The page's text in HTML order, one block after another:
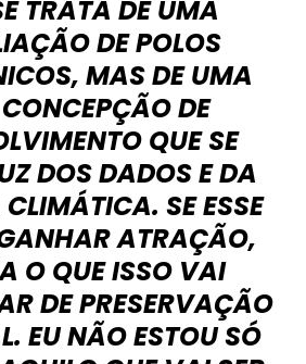
TRATA DE UMA
DE POLOS
MAS DE UMA
DE
QUE SE
DOS DADOS E DA
SE ESSE
ATRAÇÃO,
O QUE ISSO VAI
DE PRESERVAÇÃO
EU NÃO ESTOU SÓ